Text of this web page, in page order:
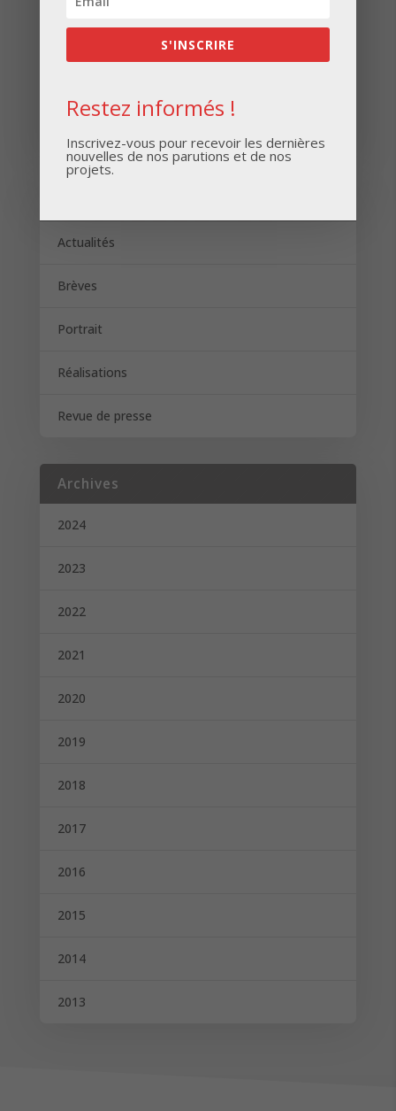
S'INSCRIRE
Actualités
Brèves
Portrait
Réalisations
Revue de presse
Archives
2024
2023
2022
2021
2020
2019
2018
2017
2016
2015
2014
2013
S'INSCRIRE
Restez informés !
Inscrivez-vous pour recevoir les dernières
nouvelles de nos parutions et de nos
projets.